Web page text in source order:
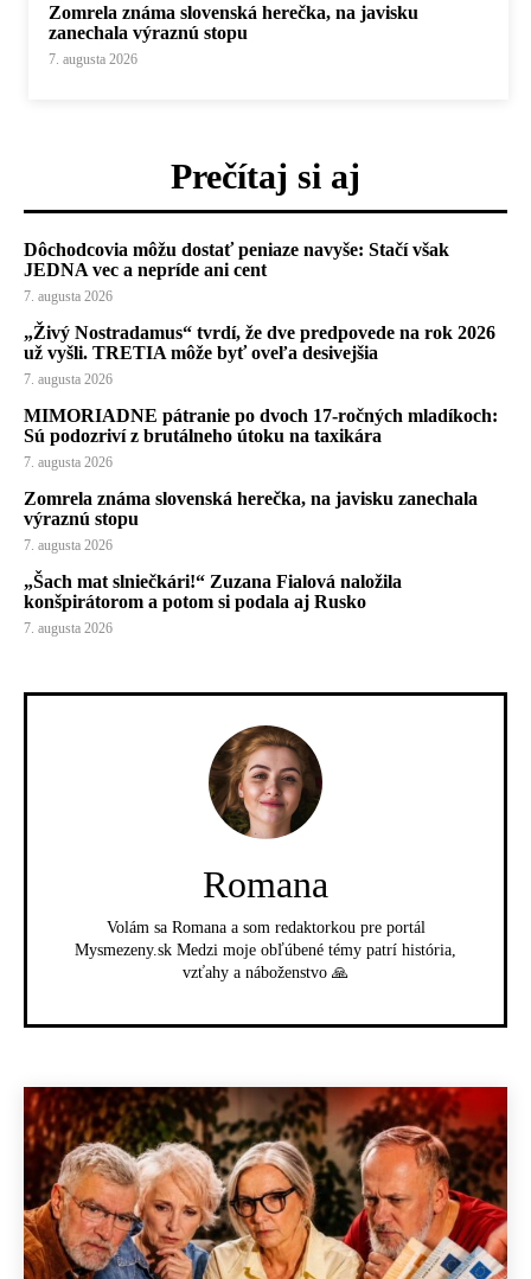
Zomrela známa slovenská herečka, na javisku
zanechala výraznú stopu
7. augusta 2026
Prečítaj si aj
Dôchodcovia môžu dostať peniaze navyše: Stačí však
JEDNA vec a nepríde ani cent
7. augusta 2026
„Živý Nostradamus“ tvrdí, že dve predpovede na rok 2026
už vyšli. TRETIA môže byť oveľa desivejšia
7. augusta 2026
MIMORIADNE pátranie po dvoch 17-ročných mladíkoch:
Sú podozriví z brutálneho útoku na taxikára
7. augusta 2026
Zomrela známa slovenská herečka, na javisku zanechala
výraznú stopu
7. augusta 2026
„Šach mat slniečkári!“ Zuzana Fialová naložila
konšpirátorom a potom si podala aj Rusko
7. augusta 2026
Romana
Volám sa Romana a som redaktorkou pre portál
Mysmezeny.sk Medzi moje obľúbené témy patrí história,
vzťahy a náboženstvo 🙏